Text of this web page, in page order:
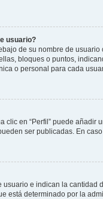
usuario?
de su nombre de
bloques o puntos,
o personal para cada
clic en “Perfil” puede
ser publicadas. En
e indican la
está determinado por la